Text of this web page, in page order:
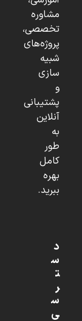
مشاوره
تخصصی،
پروژه‌های
شبیه
سازی
و
پشتیبانی
آنلاین
به
طور
کامل
بهره
ببرید.
د
س
ت
ر
س
ی